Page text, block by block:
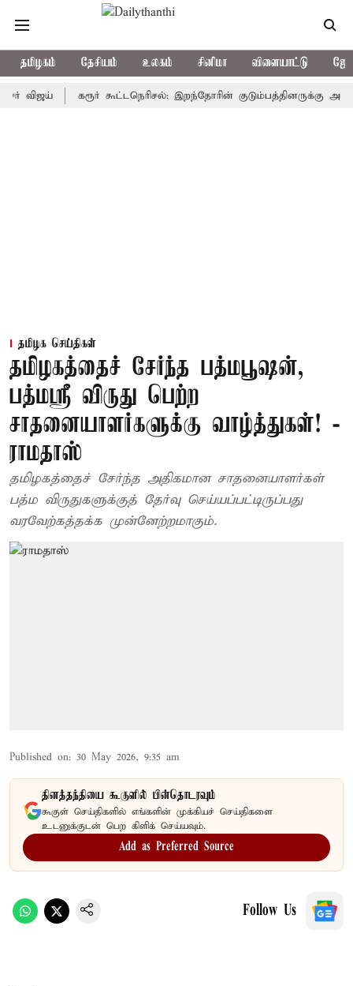
தமிழகம் தேசியம் உலகம் சினிமா விளையாட்டு
கரூர் கூட்டநெரிசல்: இறந்தோரின் குடும்பத்தினருக்கு
தமிழக செய்திகள்
தமிழகத்தைச் சேர்ந்த பத்மபூஷன்,
பத்மஸ்ரீ விருது பெற்ற
சாதனையாளர்களுக்கு வாழ்த்துகள்! -
ராமதாஸ்
தமிழகத்தைச் சேர்ந்த அதிகமான சாதனையாளர்கள்
பத்ம விருதுகளுக்குத் தேர்வு செய்யப்பட்டிருப்பது
வரவேற்கத்தக்க முன்னேற்றமாகும்.
Published on: 30 May 2026, 9:35 am
தினத்தந்தியை கூகுளில் பின்தொடரவும்
கூகுள் செய்திகளில் எங்களின் முக்கியச் செய்திகளை
உடனுக்குடன் பெற கிளிக் செய்யவும்.
Add as Preferred Source
Follow Us